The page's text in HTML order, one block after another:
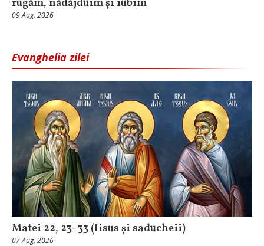
rugăm, nădăjduim și iubim
09 Aug, 2026
Evanghelia zilei
Matei 22, 23–33 (Iisus și saducheii)
07 Aug, 2026